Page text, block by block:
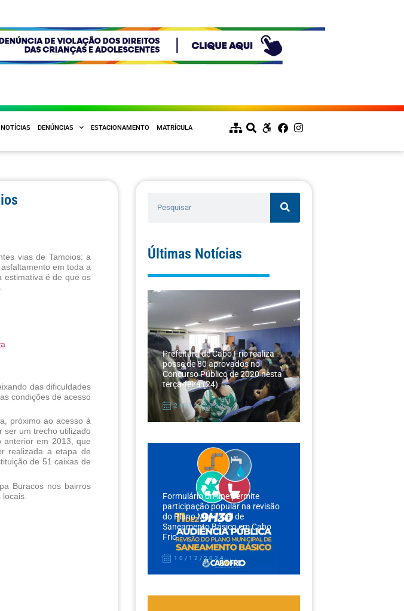
NOTÍCIAS DENÚNCIAS ESTACIONAMENTO MATRÍCULA
vias de Tamoios: a
em toda a
estimativa é de que os
das dificuldades
condições de acesso
próximo ao acesso à
ser um trecho utilizado
anterior em 2013, que
realizada a etapa de
de 51 caixas de
Buracos nos bairros
Últimas Notícias
Prefeitura de Cabo Frio realiza
posse de 80 aprovados no
Concurso Público de 2020 nesta
terça-feira (24)
24/12/2024
Formulário on-line permite
participação popular na revisão
do Plano Municipal de
Saneamento Básico em Cabo
Frio
10/12/2024